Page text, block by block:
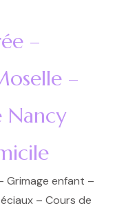
–
–
Grimage enfant –
– Cours de